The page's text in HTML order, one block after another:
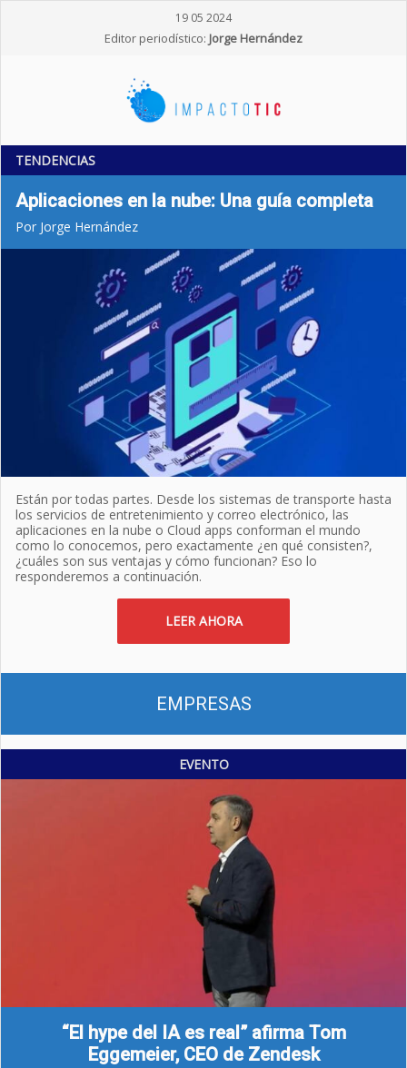
19 05 2024
Editor periodístico: Jorge Hernández
TENDENCIAS
Aplicaciones en la nube: Una guía completa
Por Jorge Hernández
Están por todas partes. Desde los sistemas de transporte hasta
los servicios de entretenimiento y correo electrónico, las
aplicaciones en la nube o Cloud apps conforman el mundo
como lo conocemos, pero exactamente ¿en qué consisten?,
¿cuáles son sus ventajas y cómo funcionan? Eso lo
responderemos a continuación.
LEER AHORA
EMPRESAS
EVENTO
“El hype del IA es real” afirma Tom
Eggemeier, CEO de Zendesk